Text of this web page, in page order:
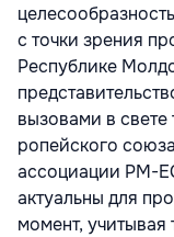
с точки зре­ния
Республике
вызова­ми в
ропейского
ассоциации РМ-
актуальны для
момент,